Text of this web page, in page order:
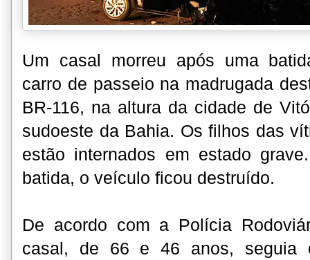
Um casal morreu após uma
carro de passeio na madrugada
BR-116, na altura da cidade de
sudoeste da Bahia. Os filhos das
estão internados em estado
batida, o veículo ficou destruído.
De acordo com a Polícia
casal, de 66 e 46 anos, seguia